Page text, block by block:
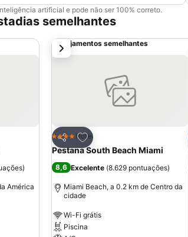
artificial e pode não ser 100% correto.
semelhantes
)
América
Alojamentos semelhantes
Partilhar
Adicionar aos favoritos
4 EstrelasHotel
Pestana South Beach Miami
8,6 Excelente (8.629 pontuações)
Miami Beach, a 0.2 km de Centro da
cidade
Wi-Fi grátis
Piscina
próximo